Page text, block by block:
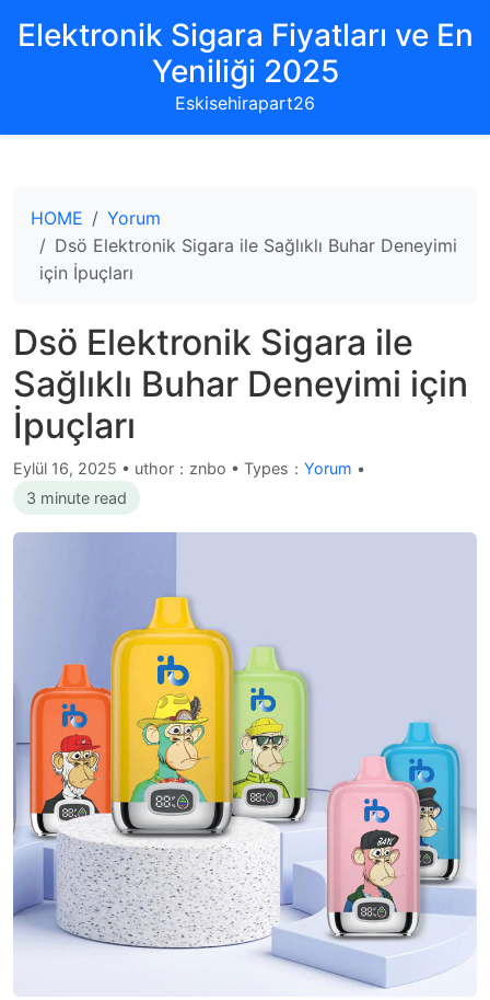
Elektronik Sigara Fiyatları ve En
Yeniliği 2025
Eskisehirapart26
HOME
Yorum
Dsö Elektronik Sigara ile Sağlıklı Buhar Deneyimi
için İpuçları
Dsö Elektronik Sigara ile
Sağlıklı Buhar Deneyimi için
İpuçları
Eylül 16, 2025 • uthor：znbo • Types： Yorum •
3 minute read